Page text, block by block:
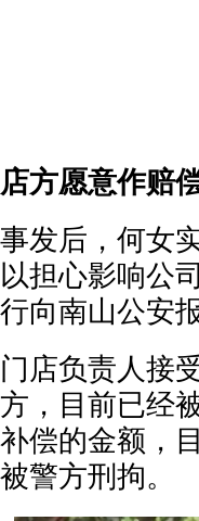
店方愿意作赔
事发后，何女
以担心影响公
行向南山公安报
门店负责人接
方，目前已经
补偿的金额，
被警方刑拘。